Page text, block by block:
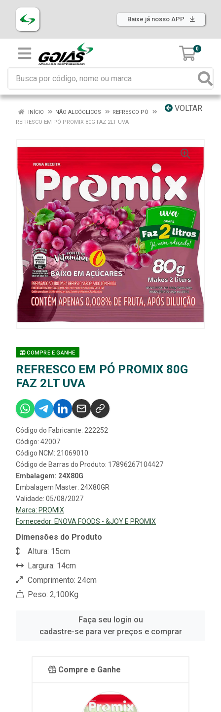
Baixe já nosso APP
0
VOLTAR
INÍCIO NÃO ALCÓOLICOS
REFRESCO PÓ
REFRESCO EM PÓ PROMIX 80G FAZ 2LT UVA
COMPRE E GANHE
REFRESCO EM PÓ PROMIX 80G
FAZ 2LT UVA
Código do Fabricante: 222252
Código: 42007
Código NCM: 21069010
Código de Barras do Produto: 17896267104427
Embalagem: 24X80G
Embalagem Master: 24X80GR
Validade: 05/08/2027
Marca: PROMIX
Fornecedor: ENOVA FOODS - &JOY E PROMIX
Dimensões do Produto
Altura: 15cm
Largura: 14cm
Comprimento: 24cm
Peso: 2,100Kg
Faça seu login ou
cadastre-se para ver preços e comprar
Compre e Ganhe